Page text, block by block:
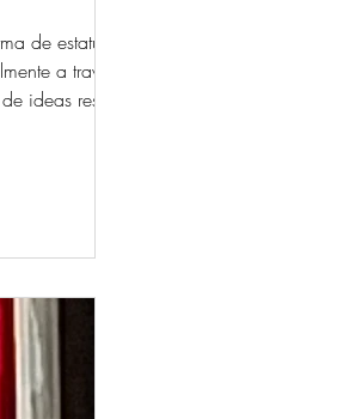
de estatuas
a través de
ideas respecto